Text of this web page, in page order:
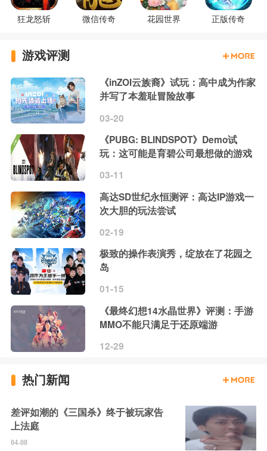
狂龙怒斩 微信传奇 花园世界 正版传奇
游戏评测
《inZOI云族裔》试玩：高中成为作家
并写了本羞耻冒险故事
03-20
《PUBG: BLINDSPOT》Demo试
玩：这可能是育碧公司最想做的游戏
03-11
高达SD世纪永恒测评：高达IP游戏一
次大胆的玩法尝试
02-19
极致的操作表演秀，绽放在了花园之
岛
01-15
《最终幻想14水晶世界》评测：手游
MMO不能只满足于还原端游
12-29
热门新闻
差评如潮的《三国杀》终于被玩家告
上法庭
04-08